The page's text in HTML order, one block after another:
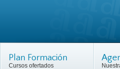
Plan Formación
Cursos ofertados